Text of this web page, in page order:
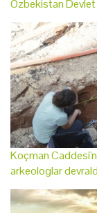
Özbekistan
Koçman
arkeologlar